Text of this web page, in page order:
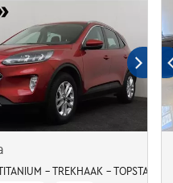
- TREKHAAK - TOPSTAAT